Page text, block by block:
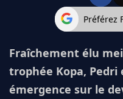
Préférez
Fraîchement élu
trophée Kopa, Pedri
émergence sur le